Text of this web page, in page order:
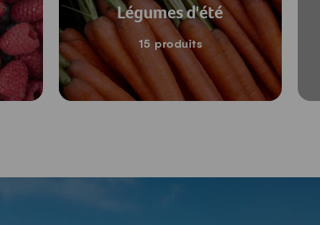
Légumes d'été
15 produits